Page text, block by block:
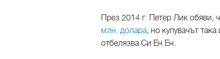
През 2014 г. Петер Лик обяви,
млн. долара, но купувачът
отбелязва Си Ен Ен.